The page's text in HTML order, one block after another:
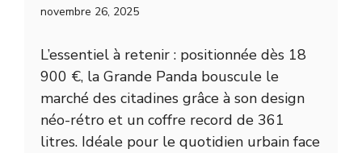
novembre 26, 2025
L’essentiel à retenir : positionnée dès 18
900 €, la Grande Panda bouscule le
marché des citadines grâce à son design
néo-rétro et un coffre record de 361
litres. Idéale pour le quotidien urbain face